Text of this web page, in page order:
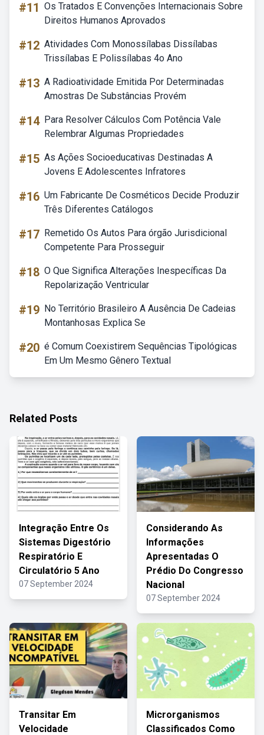
#11 Os Tratados E Convenções Internacionais Sobre
Direitos Humanos Aprovados
#12 Atividades Com Monossílabas Dissílabas
Trissílabas E Polissílabas 4o Ano
#13 A Radioatividade Emitida Por Determinadas
Amostras De Substâncias Provém
#14 Para Resolver Cálculos Com Potência Vale
Relembrar Algumas Propriedades
#15 As Ações Socioeducativas Destinadas A
Jovens E Adolescentes Infratores
#16 Um Fabricante De Cosméticos Decide Produzir
Três Diferentes Catálogos
#17 Remetido Os Autos Para órgão Jurisdicional
Competente Para Prosseguir
#18 O Que Significa Alterações Inespecíficas Da
Repolarização Ventricular
#19 No Território Brasileiro A Ausência De Cadeias
Montanhosas Explica Se
#20 é Comum Coexistirem Sequências Tipológicas
Em Um Mesmo Gênero Textual
Related Posts
Integração Entre Os
Sistemas Digestório
Respiratório E
Circulatório 5 Ano
07 September 2024
Considerando As
Informações
Apresentadas O
Prédio Do Congresso
Nacional
07 September 2024
Transitar Em
Velocidade
Microrganismos
Classificados Como